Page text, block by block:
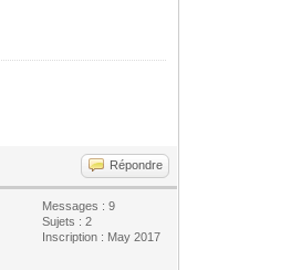
Répondre
Messages : 9
Sujets : 2
Inscription : May 2017